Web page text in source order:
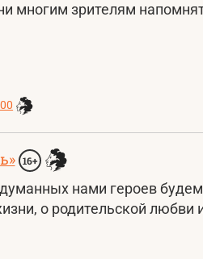
многим зрителям
16+
нами героев
о родительской любви